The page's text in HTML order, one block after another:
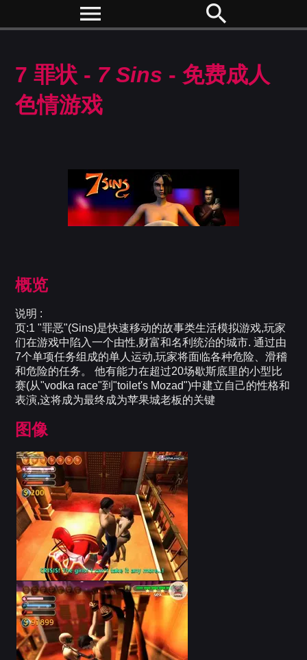
menu search
7 罪状 - 7 Sins - 免费成人
色情游戏
概览
说明 :
页:1 "罪恶"(Sins)是快速移动的故事类生活模拟游戏,玩家
们在游戏中陷入一个由性,财富和名利统治的城市. 通过由
7个单项任务组成的单人运动,玩家将面临各种危险、滑稽
和危险的任务。 他有能力在超过20场歇斯底里的小型比
赛(从"vodka race"到"toilet's Mozad")中建立自己的性格和
表演,这将成为最终成为苹果城老板的关键
图像